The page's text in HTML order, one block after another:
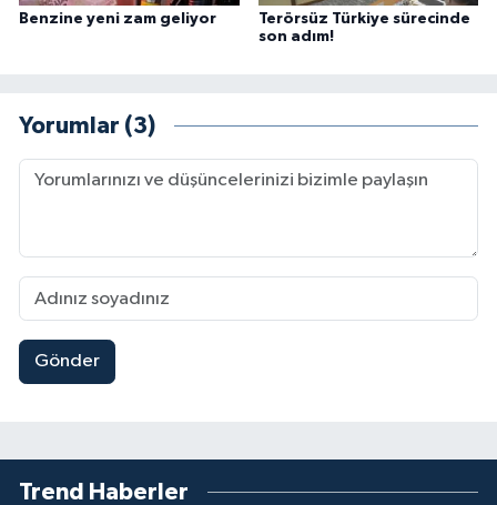
Benzine yeni zam geliyor
Terörsüz Türkiye sürecinde
son adım!
Yorumlar (3)
Gönder
Trend Haberler